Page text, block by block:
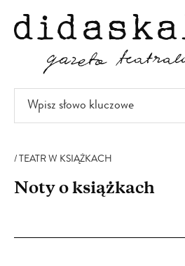
DO
TREŚCI
Wpisz
słowo
TEATR W KSIĄŻKACH
Noty o książkach